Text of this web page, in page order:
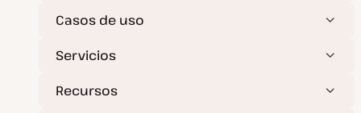
Casos de uso
Servicios
Recursos